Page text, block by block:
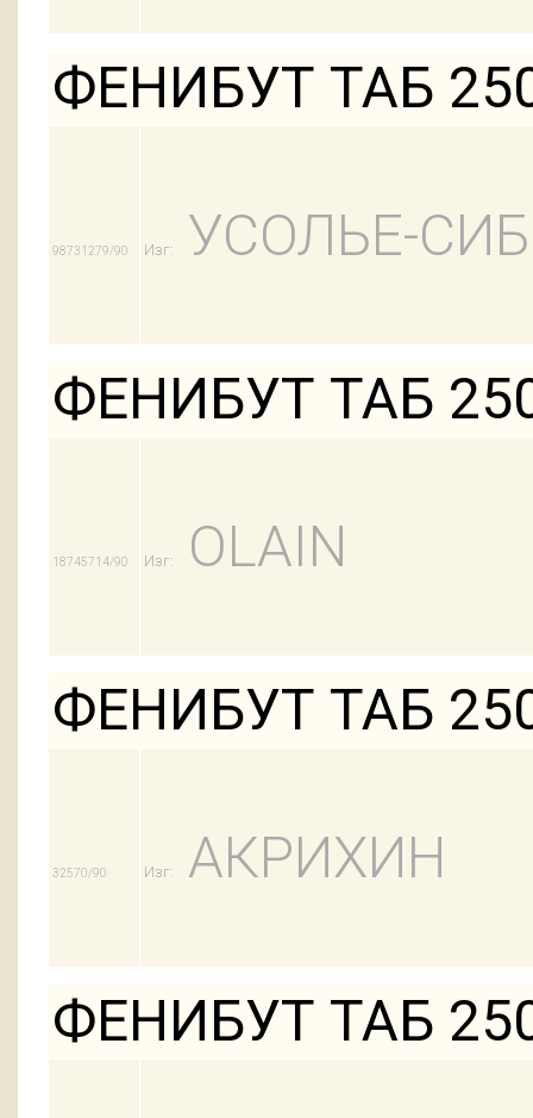
ФЕНИБУТ ТАБ
98731279/90 Изг: УСОЛЬЕ-
ФЕНИБУТ ТАБ
18745714/90 Изг: OLAIN
ФЕНИБУТ ТАБ
32570/90 Изг: АКРИХИН
ФЕНИБУТ ТАБ